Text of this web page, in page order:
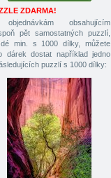
ZDARMA!
obsahujícím
pět samostatných puzzlí,
min. s 1000 dílky, můžete
dárek dostat například jedno
puzzlí s 1000 dílky: